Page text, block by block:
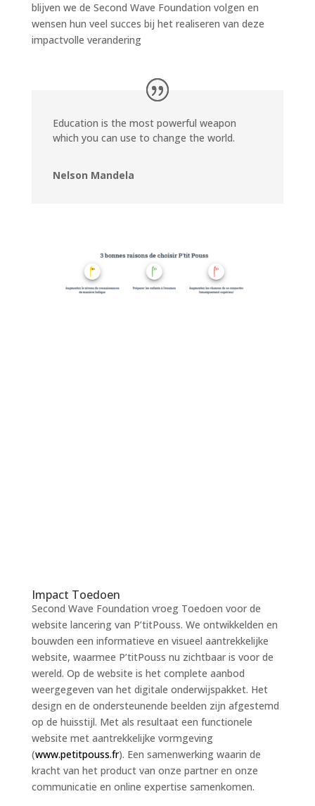
blijven we de Second Wave Foundation volgen en
wensen hun veel succes bij het realiseren van deze
impactvolle verandering
Education is the most powerful weapon
which you can use to change the world.
Nelson Mandela
Impact Toedoen
Second Wave Foundation vroeg Toedoen voor de
website lancering van P’titPouss. We ontwikkelden en
bouwden een informatieve en visueel aantrekkelijke
website, waarmee P’titPouss nu zichtbaar is voor de
wereld. Op de website is het complete aanbod
weergegeven van het digitale onderwijspakket. Het
design en de ondersteunende beelden zijn afgestemd
op de huisstijl. Met als resultaat een functionele
website met aantrekkelijke vormgeving
(www.petitpouss.fr). Een samenwerking waarin de
kracht van het product van onze partner en onze
communicatie en online expertise samenkomen.